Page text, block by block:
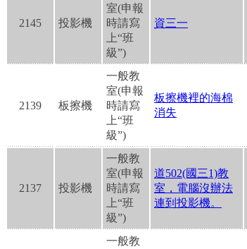
2145 投影機
室(申報
時請寫
上“班
級”)
資三一
2139 板擦機
一般教
室(申報
時請寫
上“班
級”)
板擦機裡的海棉
消失
2137 投影機
一般教
室(申報
時請寫
上“班
級”)
道502(國三1)教
室，電腦沒辦法
連到投影機。
一般教